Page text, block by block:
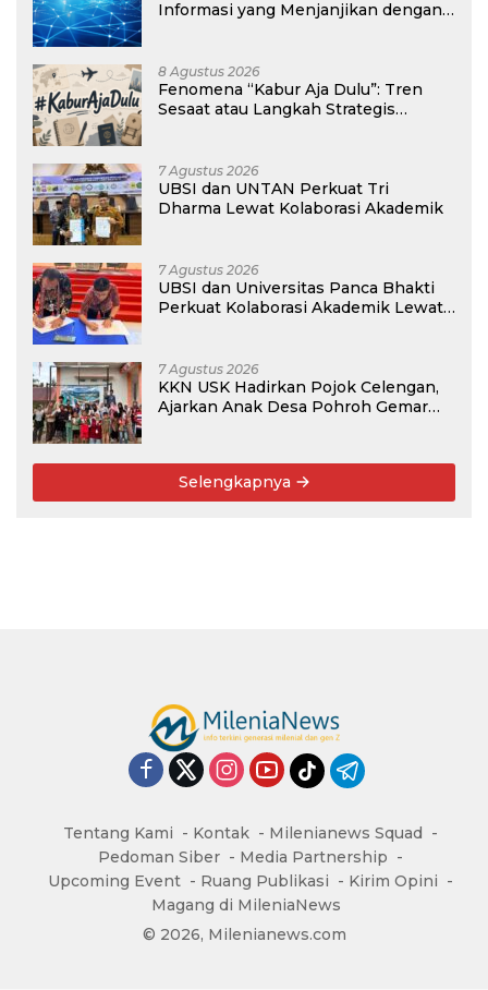
Informasi yang Menjanjikan dengan
8 Agustus 2026
Fenomena “Kabur Aja Dulu”: Tren
Sesaat atau Langkah Strategis
7 Agustus 2026
UBSI dan UNTAN Perkuat Tri
Dharma Lewat Kolaborasi Akademik
7 Agustus 2026
UBSI dan Universitas Panca Bhakti
Perkuat Kolaborasi Akademik Lewat
7 Agustus 2026
KKN USK Hadirkan Pojok Celengan,
Ajarkan Anak Desa Pohroh Gemar
Selengkapnya
Tentang Kami Kontak
Milenianews Squad
Pedoman Siber
Media Partnership
Upcoming Event
Ruang Publikasi
Kirim Opini
Magang di MileniaNews
© 2026, Milenianews.com